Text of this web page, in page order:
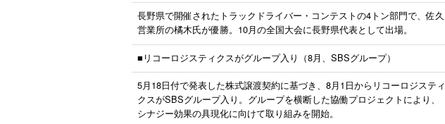
長野県で開催されたトラックドライバー・コンテストの4トン部門で、佐久
営業所の橘木氏が優勝。10月の全国大会に長野県代表として出場。
■リコーロジスティクスがグループ入り（8月、SBSグループ）
5月18日付で発表した株式譲渡契約に基づき、8月1日からリコーロジスティ
クスがSBSグループ入り。グループを横断した協働プロジェクトにより、
シナジー効果の具現化に向けて取り組みを開始。